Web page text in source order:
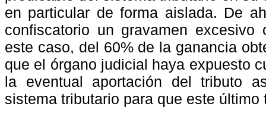
en particular de forma aislada. De
confiscatorio un gravamen excesivo
este caso, del 60% de la ganancia
que el órgano judicial haya expuesto
la eventual aportación del tributo
sistema tributario para que este